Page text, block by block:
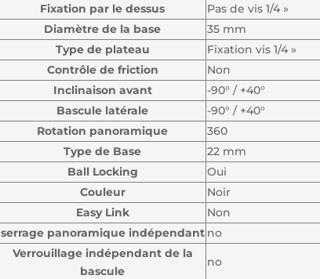
Fixation par le dessus
Pas de vis 1/4 »
Diamètre de la base
35 mm
Type de plateau
Fixation vis 1/4 »
Contrôle de friction
Non
Inclinaison avant
-90° / +40°
Bascule latérale
-90° / +40°
Rotation panoramique
360
Type de Base
22 mm
Ball Locking
Oui
Couleur
Noir
Easy Link
Non
serrage panoramique indépendant no
Verrouillage indépendant de la
bascule
no